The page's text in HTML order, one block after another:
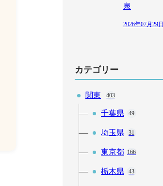
泉
2026年07月29日
カテゴリー
関東 403
千葉県 49
埼玉県 31
東京都 166
栃木県 43